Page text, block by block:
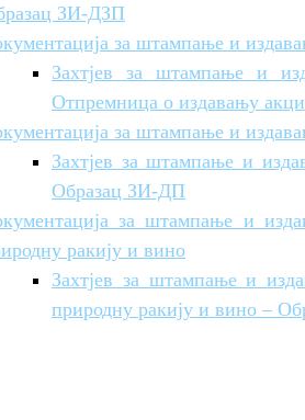
ЗИ-ДЗП
за штампање и
Захтјев за штампање и
Отпремница о издавању
за штампање и
Захтјев за штампање и
Образац ЗИ-ДП
за штампање и
ракију и вино
Захтјев за штампање и
природну ракију и вино –